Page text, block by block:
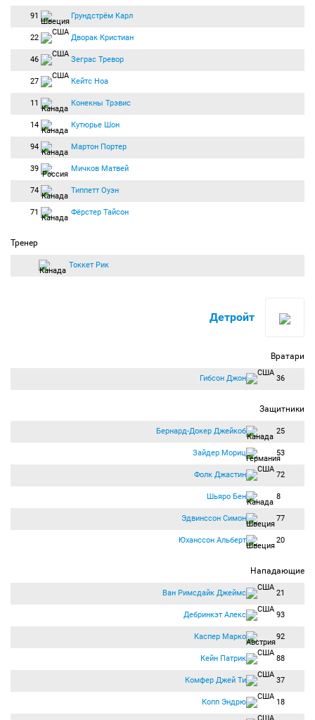
91 Грундстрём Карл
22 Дворак Кристиан
46 Зеграс Тревор
27 Кейтс Ноа
11 Конекны Трэвис
14 Кутюрье Шон
94 Мартон Портер
39 Мичков Матвей
74 Типпетт Оуэн
71 Фёрстер Тайсон
Тренер
Токкет Рик
Детройт
Вратари
Гибсон Джон 36
Защитники
Бернард-Докер Джейкоб 25
Зайдер Мориц 53
Фолк Джастин 72
Шьяро Бен 8
Эдвинссон Симон 77
Юханссон Альберт 20
Нападающие
Ван Римсдайк Джеймс 21
Дебринкэт Алекс 93
Каспер Марко 92
Кейн Патрик 88
Комфер Джей Ти 37
Копп Эндрю 18